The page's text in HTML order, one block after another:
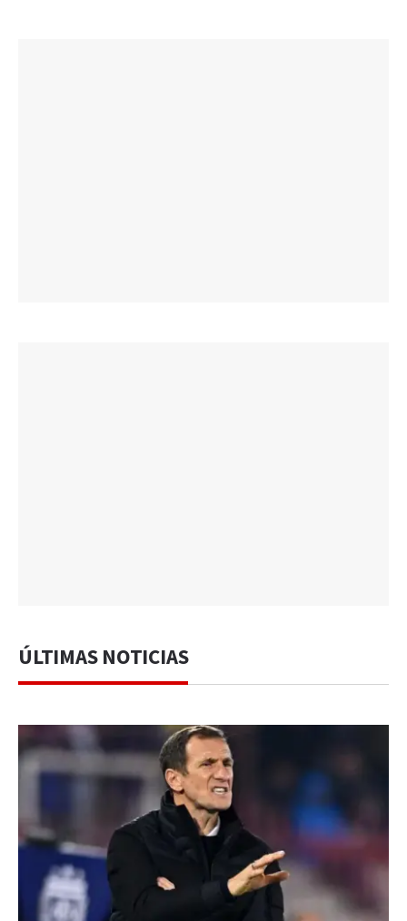
ÚLTIMAS NOTICIAS